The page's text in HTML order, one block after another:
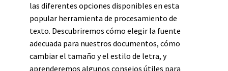
las diferentes opciones disponibles en esta
popular herramienta de procesamiento de
texto. Descubriremos cómo elegir la fuente
adecuada para nuestros documentos, cómo
cambiar el tamaño y el estilo de letra, y
aprenderemos algunos consejos útiles para